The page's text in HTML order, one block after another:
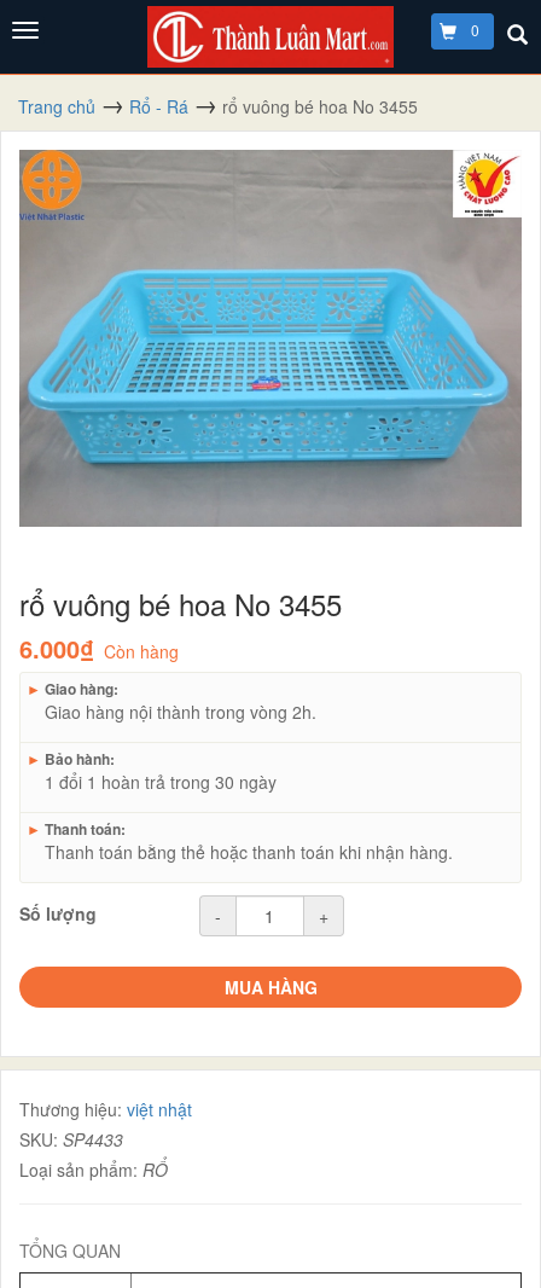
0
Trang chủ Rổ - Rá rổ vuông bé hoa No 3455
rổ vuông bé hoa No 3455
6.000₫ Còn hàng
► Giao hàng:
Giao hàng nội thành trong vòng 2h.
► Bảo hành:
1 đổi 1 hoàn trả trong 30 ngày
► Thanh toán:
Thanh toán bằng thẻ hoặc thanh toán khi nhận hàng.
Số lượng - +
MUA HÀNG
Thương hiệu: việt nhật
SKU: SP4433
Loại sản phẩm: RỔ
TỔNG QUAN